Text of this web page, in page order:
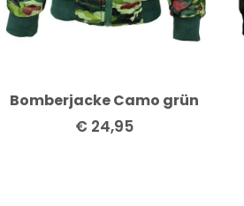
Bomberjacke Camo grün
€ 24,95